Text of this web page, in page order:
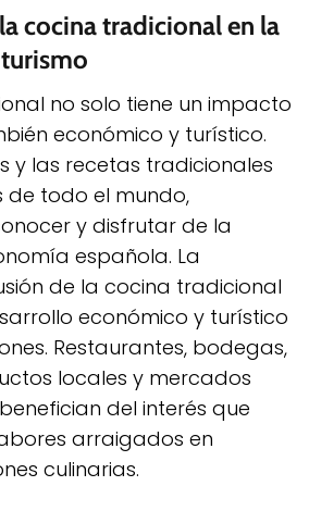
cocina tradicional en la
no solo tiene un impacto
económico y turístico.
y las recetas tradicionales
todo el mundo,
y disfrutar de la
española. La
de la cocina tradicional
económico y turístico
Restaurantes, bodegas,
locales y mercados
del interés que
arraigados en
culinarias.